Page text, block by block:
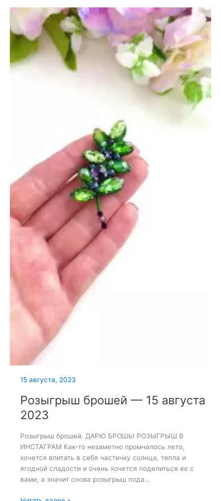
красота
и
Лист
15 августа, 2023
Розыгрыш брошей — 15 августа
2023
Розыгрыш брошей. ДАРЮ БРОШЬ! РОЗЫГРЫШ В
ИНСТАГРАМ Как-то незаметно промчалось лето,
хочется впитать в себя частичку солнца, тепла и
ягодной сладости и очень хочется поделиться ее с
вами, а значит снова розыгрыш пода…